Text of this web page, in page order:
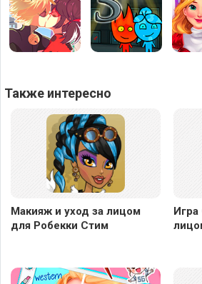
Также интересно
Макияж и уход за лицом
для Робекки Стим
Игра